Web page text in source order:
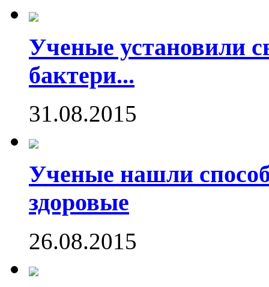
Ученые установили
бактери...
31.08.2015
Ученые нашли
здоровые
26.08.2015